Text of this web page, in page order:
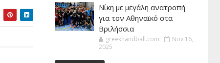
Νίκη με μεγάλη ανατροπή
για τον Αθηναϊκό στα
Βριλήσσια
greekhandball.com
Nov 16,
2025